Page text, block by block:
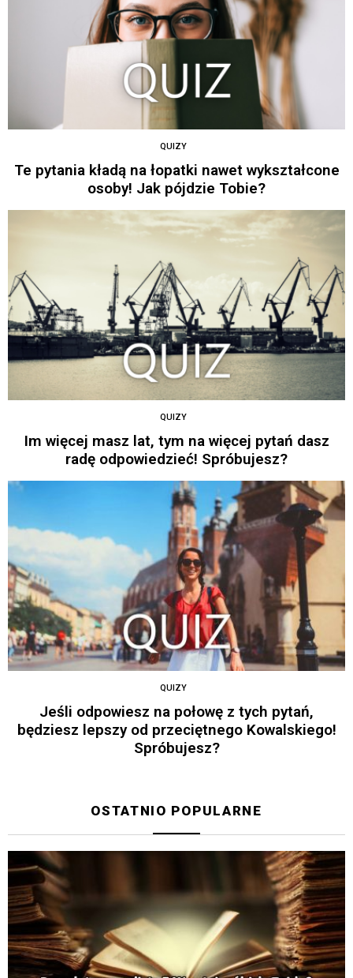
QUIZY
Te pytania kładą na łopatki nawet wykształcone
osoby! Jak pójdzie Tobie?
QUIZY
Im więcej masz lat, tym na więcej pytań dasz
radę odpowiedzieć! Spróbujesz?
QUIZY
Jeśli odpowiesz na połowę z tych pytań,
będziesz lepszy od przeciętnego Kowalskiego!
Spróbujesz?
OSTATNIO POPULARNE